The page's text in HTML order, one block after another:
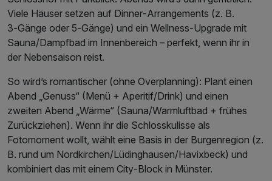
Viele Häuser setzen auf Dinner‑Arrangements (z. B.
3‑Gänge oder 5‑Gänge) und ein Wellness‑Upgrade mit
Sauna/Dampfbad im Innenbereich – perfekt, wenn ihr in
der Nebensaison reist.
So wird’s romantischer (ohne Overplanning): Plant einen
Abend „Genuss“ (Menü + Aperitif/Drink) und einen
zweiten Abend „Wärme“ (Sauna/Warmluftbad + frühes
Zurückziehen). Wenn ihr die Schlosskulisse als
Fotomoment wollt, wählt eine Basis in der Burgenregion (z.
B. rund um Nordkirchen/Lüdinghausen/Havixbeck) und
kombiniert das mit einem City‑Block in Münster.